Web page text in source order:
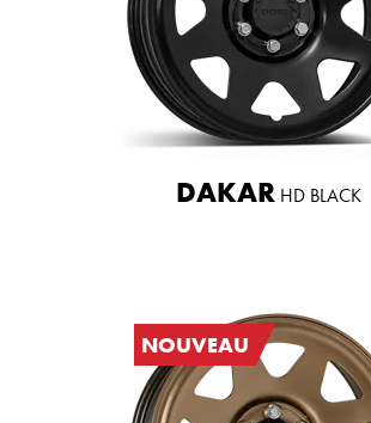
DAKARHD BLACK
NOUVEAU